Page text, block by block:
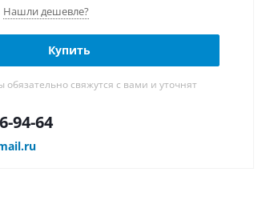
Нашли дешевле?
Купить
свяжутся с вами и уточнят
94-64